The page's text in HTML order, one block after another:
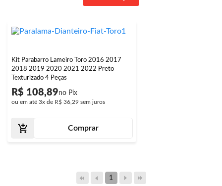
Kit Parabarro Lameiro Toro 2016 2017
2018 2019 2020 2021 2022 Preto
Texturizado 4 Peças
R$ 108,89
ou em até 3x de R$ 36,29 sem juros
Comprar
1